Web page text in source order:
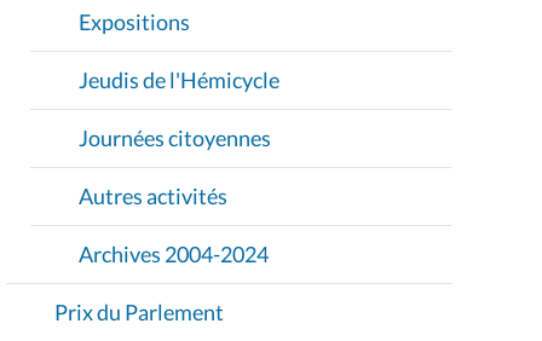
Expositions
Jeudis de l'Hémicycle
Journées citoyennes
Autres activités
Archives 2004-2024
Prix du Parlement